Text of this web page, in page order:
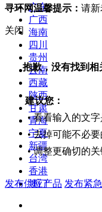
广东
广西
海南
四川
贵州
云南
西藏
陕西
甘肃
青海
宁夏
新疆
台湾
香港
澳门
寻环网温馨提示： 请新
关闭
抱歉，没有找到相
建议您：
• 看看输入的文
• 去掉可能不必
• 调整更确切的
发布供应产品 发布紧